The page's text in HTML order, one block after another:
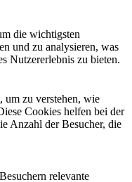
die wichtigsten
und zu analysieren, was
Nutzererlebnis zu bieten.
um zu verstehen, wie
Cookies helfen bei der
Anzahl der Besucher, die
relevante